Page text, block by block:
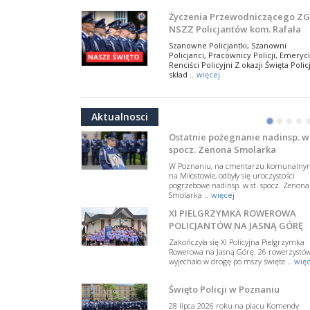
Życzenia Przewodniczącego ZG
NSZZ Policjantów kom. Rafała
Jankowskiego z okazji Święta
Policji 2026
Szanowne Policjantki, Szanowni
Policjanci, Pracownicy Policji,
Renciści Policyjni Z okazji Święta
skład .. więcej
NSZZ Policjantów: Policja nie
W przestrzeni publicznej po raz
pojawiły się wypowiedzi, które
w funkcjonariuszki i funkcjonariuszy
Policj .. więcej
Dodatkowe zarobkowanie
policjantów. NSZZP: obecne
rozwiązania wymagają zmian
zmiany przepisów regulujących
podejmowanie przez policjantów
dodatkowej pracy zarobkowe ..
więcej
Krok 1. Umorzenie. Krok 2.
z hejtem
Postępowanie dotyczące interwencji
Policji w miejscu zamieszkania red.
Tomasza Sakiewicza zostało
Aktualnosci
•• • •
NSZZ Policjantów
Na zaproszenie Zarządu Głównego NSZZ
Policjantów w Polsce gościł Rafael
Departamentu Policji w Nowym Jorku, o
.. więcej
PAMIĘTAMY I ODDAJMY HOŁD
SIERŻ. MARKOWI SIENICKIEMU
poświęconą starszemu sierżantowi Mar
Ostatnie pożegnanie nadinsp. w
spocz. Zenona Smolarka
W Poznaniu, na cmentarzu
na Miłostowie, odbyły się uroczystości
pogrzebowe nadinsp. w st. spocz. Zenona
Smolarka .. więcej
XI PIELGRZYMKA ROWEROWA
POLICJANTÓW NA JASNĄ GÓRĘ
Zakończyła się XI Policyjna Pielgrzymka
Rowerowa na Jasną Górę. 26
wyjechało w drogę po mszy święte ..
Święto Policji w Poznaniu
28 lipca 2026 roku na placu Komendy